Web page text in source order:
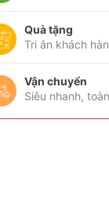
Quà tặng
Tri ân khách
Vận chuyển
Siêu nhanh,